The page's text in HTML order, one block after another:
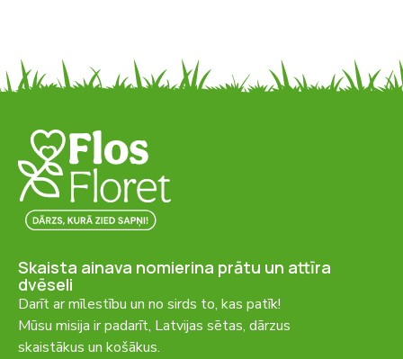
Skaista ainava nomierina prātu un attīra
dvēseli
Darīt ar mīlestību un no sirds to, kas patīk!
Mūsu misija ir padarīt, Latvijas sētas, dārzus
skaistākus un košākus.